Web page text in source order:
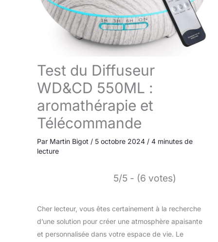
Test du Diffuseur
WD&CD 550ML :
aromathérapie et
Télécommande
Par Martin Bigot / 5 octobre 2024 / 4 minutes de
lecture
5/5 - (6 votes)
Cher lecteur, vous êtes certainement à la recherche
d’une solution pour créer une atmosphère apaisante
et personnalisée dans votre espace de vie. Le